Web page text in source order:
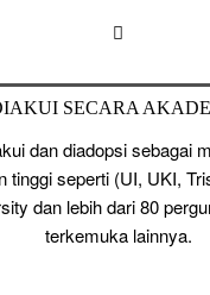
SECARA
dan diadopsi sebagai
tinggi seperti (UI, UKI,
dan lebih dari 80
terkemuka lainnya.